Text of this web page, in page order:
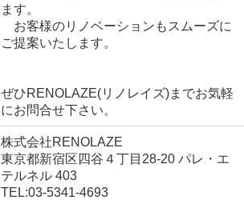
ます。
お客様のリノベーションもスムーズに
ご提案いたします。
ぜひRENOLAZE(リノレイズ)までお気軽
にお問合せ下さい。
株式会社RENOLAZE
東京都新宿区四谷４丁目28-20 パレ・エ
テルネル 403
TEL:03-5341-4693